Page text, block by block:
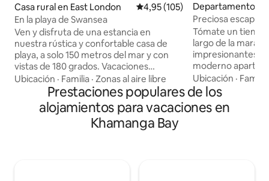
Casa rural en East London Calificación promedio: 4,95 de
4,95 (105)
En la playa de Swansea
Ven y disfruta de una estancia en
nuestra rústica y confortable casa de
playa, a solo 150 metros del mar y con
vistas de 180 grados. Vacaciones
familiares ideales que ofrecen una gran
pesca en roca, cerca de la playa de
Yellow Sands y es fantástico para surfear
y nadar. La casa ofrece una cocina de
planta abierta y una sala de estar. Un
Ubicación · Familia · Zonas al aire libre
Departamento
Preciosa
Tómate un
largo de la
impresionantes
moderno apartamento. El
tiene todo lo que
habitación
tamaño queen
segundo
Ubicación · Familia
Prestaciones populares de los
alojamientos para vacaciones en
Khamanga Bay